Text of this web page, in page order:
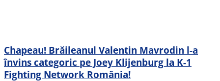
Chapeau! Brăileanul Valentin Mavrodin l-a
învins categoric pe Joey Klijenburg la K-1
Fighting Network România!